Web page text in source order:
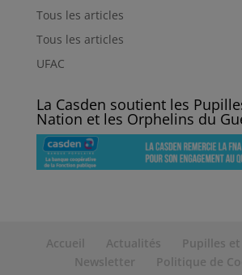
Tous les articles
Tous les articles
UFAC
La Casden soutient les
Nation et les Orphelins du
Accueil Actualités
Pupilles
Newsletter
Politique de